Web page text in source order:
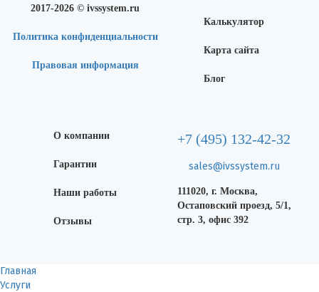
2017-2026 © ivssystem.ru
Политика конфиденциальности
Правовая информация
Калькулятор
Карта сайта
Блог
О компании
Гарантии
Наши работы
Отзывы
+7 (495) 132-42-32
sales@ivssystem.ru
111020, г. Москва,
Остаповский проезд, 5/1,
стр. 3, офис 392
Главная
Услуги